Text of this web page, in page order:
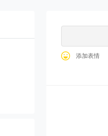
添加表情